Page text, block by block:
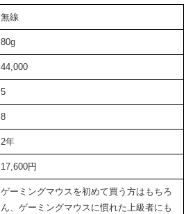
無線
80g
44,000
5
8
2年
17,600円
ゲーミングマウスを初めて買う方はもちろ
ん、ゲーミングマウスに慣れた上級者にも